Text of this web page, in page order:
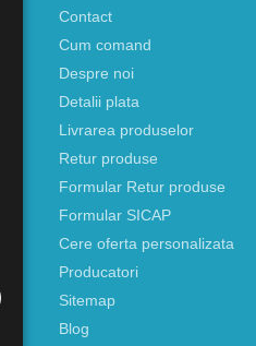
Contact
Cum comand
Despre noi
Detalii plata
Livrarea produselor
Retur produse
Formular Retur produse
Formular SICAP
Cere oferta personalizata
Producatori
Sitemap
Blog